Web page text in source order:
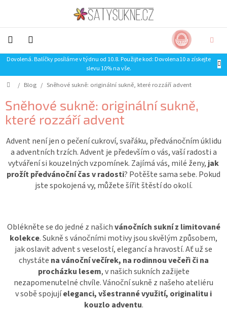
Dovolená. Balíčky posíláme v týdnu od 10.8. Použijte kod: Dovolena10 a získejte
slevu 10% na vše.
NOVINKY-
Šaty
Sukně
Trička
Mikiny
Dárkové
poukazy
Domů
/ Blog / Sněhové sukně: originální sukně, které rozzáří advent
Sněhové sukně: originální sukně,
které rozzáří advent
Advent není jen o pečení cukroví, svařáku, předvánočním úklidu
a adventních trzích. Advent je především o vás, vaší radosti a
vytváření si kouzelných vzpomínek. Zajímá vás, milé ženy, jak
prožít předvánoční čas v radosti? Potěšte sama sebe. Pokud
jste spokojená vy, můžete šířit štěstí do okolí.
Oblékněte se do jedné z našichvánočních sukní z limitované
kolekce. Sukně s vánočními motivy jsou skvělým způsobem,
jak oslavit advent s veselostí, elegancí a hravostí. Ať už se
chystáte na vánoční večírek, na rodinnou večeři či na
procházku lesem, v našich sukních zažijete
nezapomenutelné chvíle. Vánoční sukně z našeho ateliéru
v sobě spojujíeleganci, všestranné využití, originalitu i
kouzlo adventu.